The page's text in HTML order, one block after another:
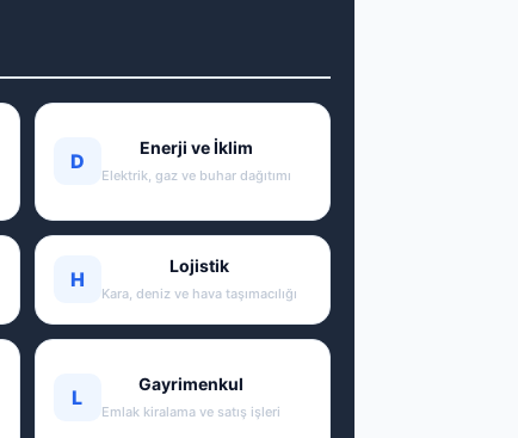
D
Enerji ve İklim
Elektrik, gaz ve buhar dağıtımı
H
Lojistik
Kara, deniz ve hava taşımacılığı
L
Gayrimenkul
Emlak kiralama ve satış işleri